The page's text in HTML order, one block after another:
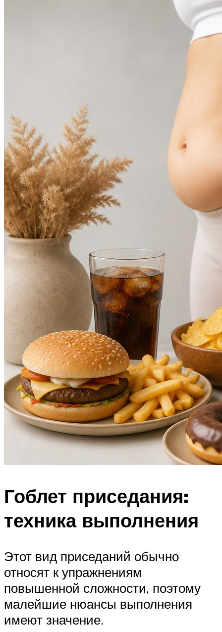
Гоблет приседания:
техника выполнения
Этот вид приседаний обычно
относят к упражнениям
повышенной сложности, поэтому
малейшие нюансы выполнения
имеют значение.